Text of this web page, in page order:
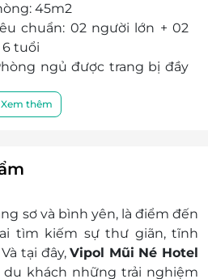
nhất Mũi Né cùng với
chắc chắn sẽ đáp ứng mọi
giải trí của Quý khách.
khách sạn luôn sẵn sàng
bảo mọi yêu cầu của bạn
cách nhanh chóng và tận
45m2
chuẩn: 02 người lớn + 02
tuổi
ngủ được trang bị đầy
sáng hàng ngày tại nhà
Wi-Fi miễn phí trong
vực công cộng
Xem thêm
sơ và bình yên, là điểm đến
tìm kiếm sự thư giãn, tĩnh
tại đây,Vipol Mũi Né Hotel
khách những trải nghiệm